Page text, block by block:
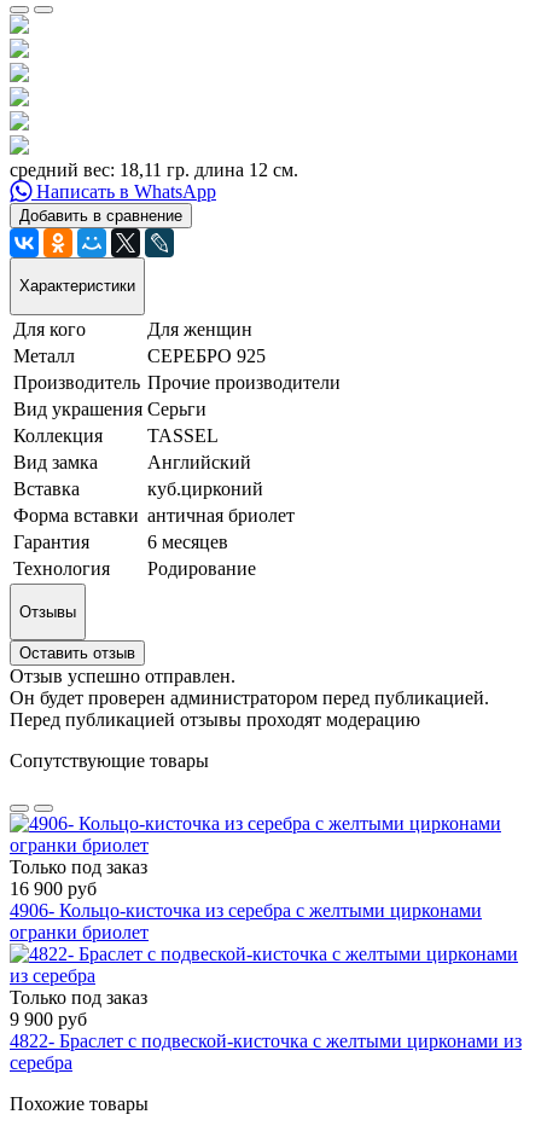
средний вес: 18,11 гр. длина 12 см.
Написать в WhatsApp
Добавить в сравнение
Характеристики
Для кого
Для женщин
Металл
СЕРЕБРО 925
Производитель Прочие производители
Вид украшения Серьги
Коллекция
TASSEL
Вид замка
Английский
Вставка
куб.цирконий
Форма вставки античная бриолет
Гарантия
6 месяцев
Технология
Родирование
Отзывы
Оставить отзыв
Отзыв успешно отправлен.
Он будет проверен администратором перед публикацией.
Перед публикацией отзывы проходят модерацию
Сопутствующие товары
Только под заказ
16 900 руб
4906- Кольцо-кисточка из серебра с желтыми цирконами
огранки бриолет
Только под заказ
9 900 руб
4822- Браслет с подвеской-кисточка с желтыми цирконами из
серебра
Похожие товары